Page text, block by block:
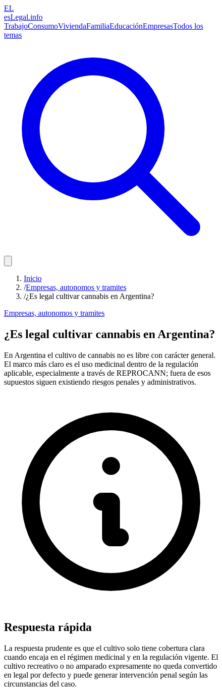
EL
esLegal.info
TrabajoConsumoViviendaFamiliaEducaciónEmpresasTodos los
temas
Inicio
/Empresas, autonomos y tramites
/¿Es legal cultivar cannabis en Argentina?
Empresas, autonomos y tramites
¿Es legal cultivar cannabis en Argentina?
En Argentina el cultivo de cannabis no es libre con carácter general.
El marco más claro es el uso medicinal dentro de la regulación
aplicable, especialmente a través de REPROCANN; fuera de esos
supuestos siguen existiendo riesgos penales y administrativos.
Respuesta rápida
La respuesta prudente es que el cultivo solo tiene cobertura clara
cuando encaja en el régimen medicinal y en la regulación vigente. El
cultivo recreativo o no amparado expresamente no queda convertido
en legal por defecto y puede generar intervención penal según las
circunstancias del caso.